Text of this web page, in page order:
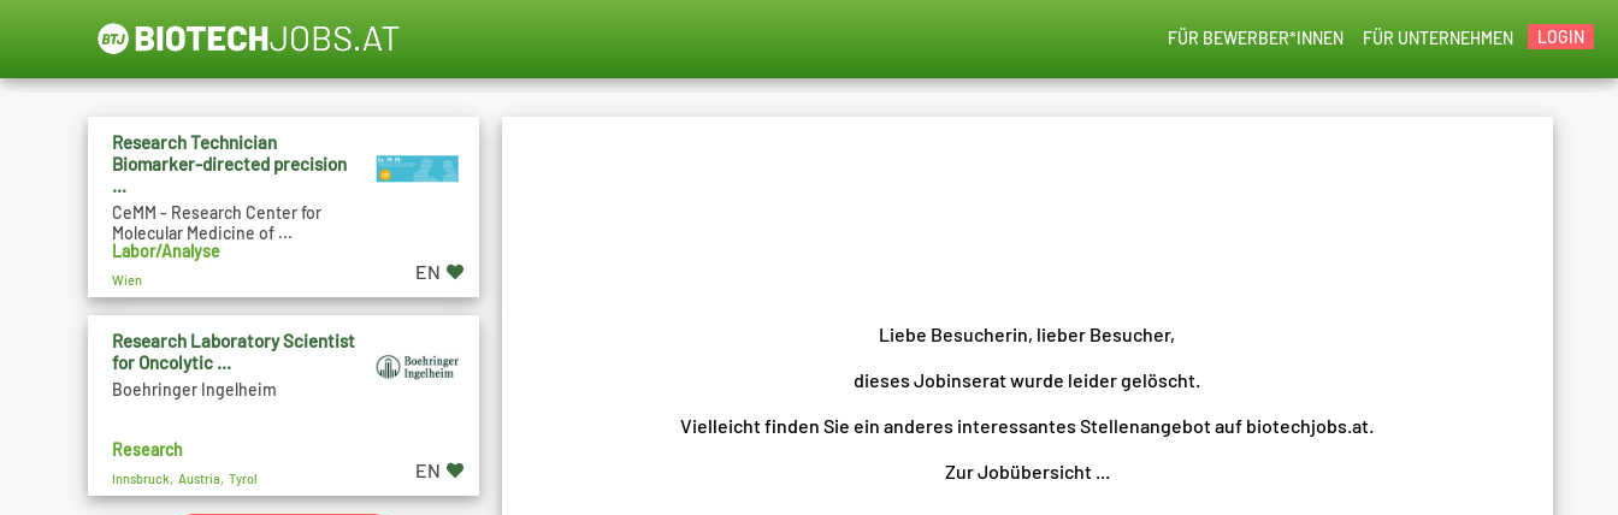
LOGIN
FÜR UNTERNEHMEN
FÜR BEWERBER*INNEN
Liebe Besucherin, lieber Besucher,
dieses Jobinserat wurde leider gelöscht.
Vielleicht finden Sie ein anderes interessantes Stellenangebot auf biotechjobs.at.
Zur Jobübersicht ...
Research Technician
Biomarker-directed precision
...
CeMM - Research Center for
Molecular Medicine of ...
Labor/Analyse
Wien EN
Research Laboratory Scientist
for Oncolytic ...
Boehringer Ingelheim
Research
Innsbruck, Austria, Tyrol EN